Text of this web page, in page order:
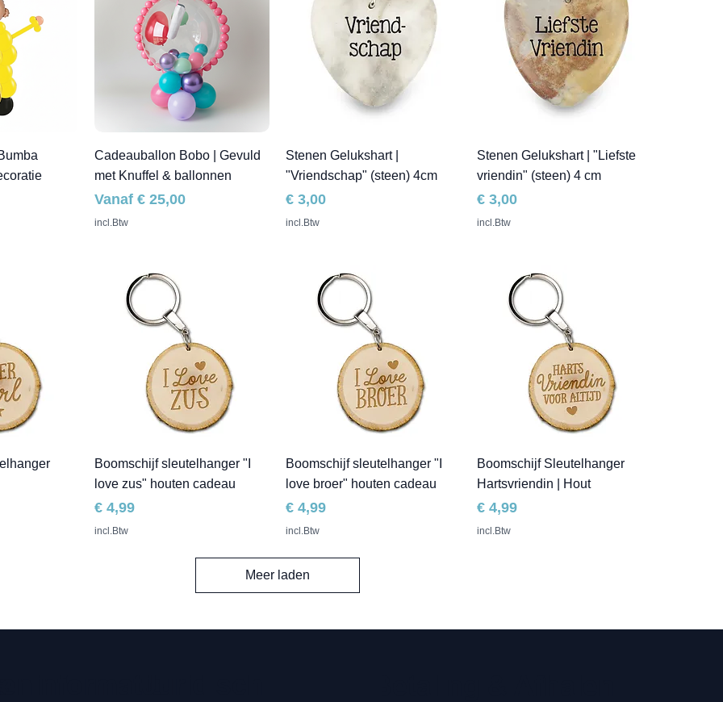
Cadeauballon Bobo | Gevuld
met Knuffel & ballonnen
Vanaf € 25,00
Verkoopprijs
incl.Btw
Stenen Gelukshart |
"Vriendschap" (steen) 4cm
Prijs
€ 3,00
incl.Btw
Stenen Gelukshart | "Liefste
vriendin" (steen) 4 cm
Prijs
€ 3,00
incl.Btw
Boomschijf sleutelhanger "I
love zus" houten cadeau
Prijs
€ 4,99
incl.Btw
Boomschijf sleutelhanger "I
love broer" houten cadeau
Prijs
€ 4,99
incl.Btw
Boomschijf Sleutelhanger
Hartsvriendin | Hout
Prijs
€ 4,99
incl.Btw
Meer laden